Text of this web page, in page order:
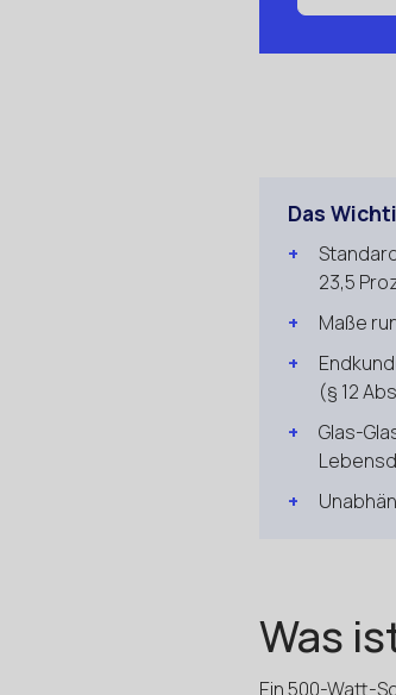
Das
23,5
Maße
(§ 12
Glas-
Was
Ein 500-Watt-